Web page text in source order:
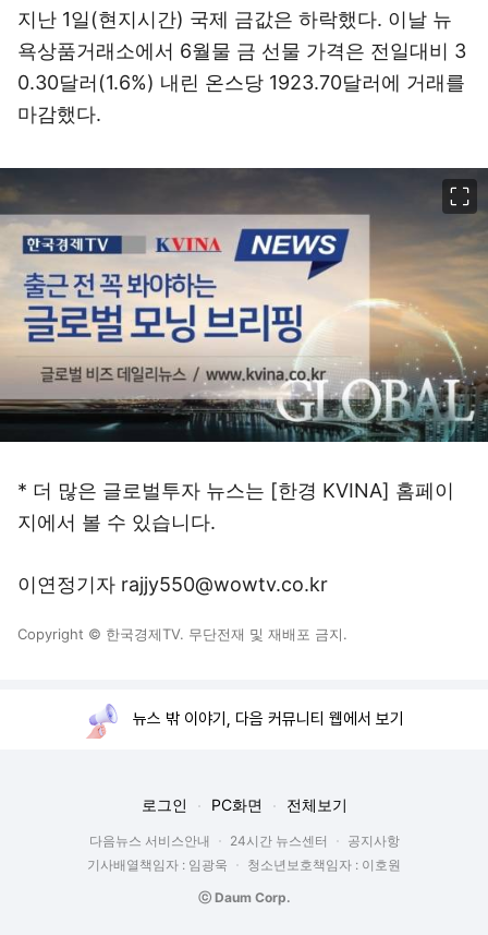
지난 1일(현지시간) 국제 금값은 하락했다. 이날 뉴
욕상품거래소에서 6월물 금 선물 가격은 전일대비 3
0.30달러(1.6%) 내린 온스당 1923.70달러에 거래를
마감했다.
* 더 많은 글로벌투자 뉴스는 [한경 KVINA] 홈페이
지에서 볼 수 있습니다.
이연정기자 rajjy550@wowtv.co.kr
Copyright © 한국경제TV. 무단전재 및 재배포 금지.
뉴스 밖 이야기, 다음 커뮤니티 웹에서 보기
로그인 PC화면 전체보기
다음뉴스 서비스안내 24시간 뉴스센터
공지사항
기사배열책임자 : 임광욱
청소년보호책임자 : 이호원
ⓒ Daum Corp.